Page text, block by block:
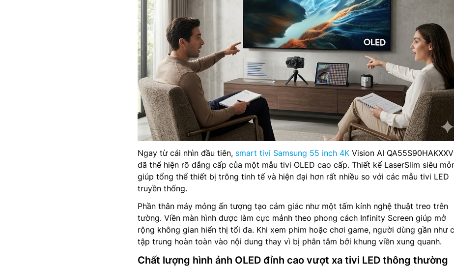
Ngay từ cái nhìn đầu tiên, smart tivi Samsung 55 inch 4K Vision AI QA55S90HAKXXV
đã thể hiện rõ đẳng cấp của một mẫu tivi OLED cao cấp. Thiết kế LaserSlim siêu
giúp tổng thể thiết bị trông tinh tế và hiện đại hơn rất nhiều so với các mẫu tivi LED
truyền thống.
Phần thân máy mỏng ấn tượng tạo cảm giác như một tấm kính nghệ thuật treo trên
tường. Viền màn hình được làm cực mảnh theo phong cách Infinity Screen giúp mở
rộng không gian hiển thị tối đa. Khi xem phim hoặc chơi game, người dùng gần như
tập trung hoàn toàn vào nội dung thay vì bị phân tâm bởi khung viền xung quanh.
Chất lượng hình ảnh OLED đỉnh cao vượt xa tivi LED thông thường